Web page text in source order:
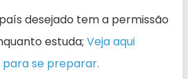
desejado tem a permissão
estuda; Veja aqui
para se preparar.